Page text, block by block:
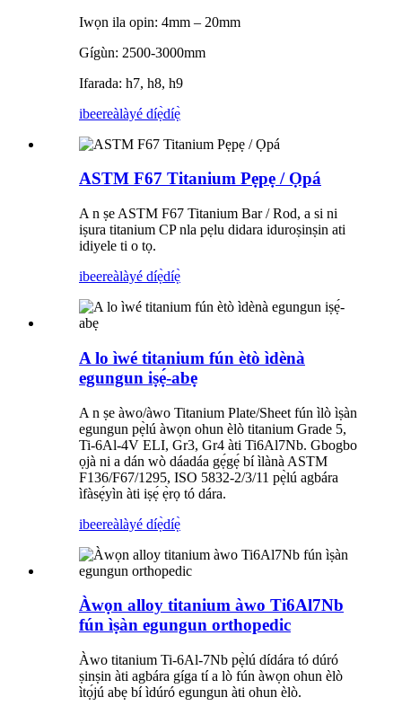
Iwọn ila opin: 4mm – 20mm
Gígùn: 2500-3000mm
Ifarada: h7, h8, h9
ibeereàlàyé díẹ̀díẹ̀
ASTM F67 Titanium Pẹpẹ / Ọpá
A n ṣe ASTM F67 Titanium Bar / Rod, a si ni
iṣura titanium CP nla pẹlu didara iduroṣinṣin ati
idiyele ti o tọ.
ibeereàlàyé díẹ̀díẹ̀
A lo ìwé titanium fún ètò ìdènà
egungun iṣẹ́-abẹ
A n ṣe àwo/àwo Titanium Plate/Sheet fún ìlò ìṣàn
egungun pẹ̀lú àwọn ohun èlò titanium Grade 5,
Ti-6Al-4V ELI, Gr3, Gr4 àti Ti6Al7Nb. Gbogbo
ọjà ni a dán wò dáadáa gẹ́gẹ́ bí ìlànà ASTM
F136/F67/1295, ISO 5832-2/3/11 pẹ̀lú agbára
ìfàsẹ́yìn àti iṣẹ́ ẹ̀rọ tó dára.
ibeereàlàyé díẹ̀díẹ̀
Àwọn alloy titanium àwo Ti6Al7Nb
fún ìṣàn egungun orthopedic
Àwo titanium Ti-6Al-7Nb pẹ̀lú dídára tó dúró
ṣinṣin àti agbára gíga tí a lò fún àwọn ohun èlò
ìtọ́jú abẹ bí ìdúró egungun àti ohun èlò.